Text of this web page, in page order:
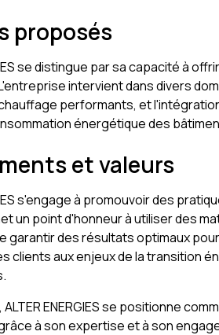
proposés
se distingue par sa capacité à
intervient dans divers
performants, et
énergétique des
et valeurs
s'engage à promouvoir des
un point d'honneur à utiliser des
garantir des résultats optimaux
clients aux enjeux de la transition
ENERGIES se positionne
à son expertise et à son